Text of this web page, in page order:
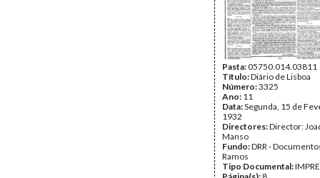
Pasta:05750.014.03811
Título:Diário de Lisboa
Número:3325
Ano: 11
Data:Segunda, 15 de
1932
Directores:Director:
Manso
Fundo:DRR -
Ramos
Tipo Documental: